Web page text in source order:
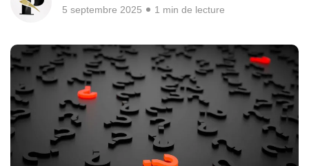
5 septembre 2025 1 min de lecture